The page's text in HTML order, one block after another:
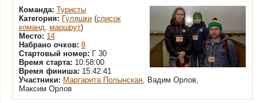
Команда: Туристы
Категория: Гуляшки (список
команд, маршрут)
Место: 14
Набрано очков: 8
Стартовый номер: Г 30
Время старта: 10:58:00
Время финиша: 15:42:41
Участники: Маргарита Полынская, Вадим Орлов,
Максим Орлов